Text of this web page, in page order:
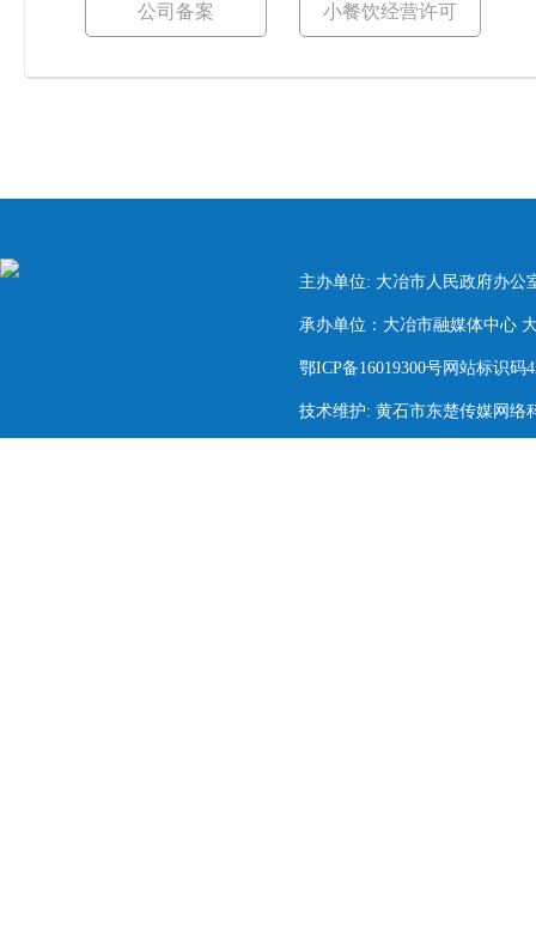
公司备案 小餐饮经营许可
主办单位: 大冶市人民政府办公
承办单位：大冶市融媒体中心
鄂ICP备16019300号网站标识码
技术维护: 黄石市东楚传媒网络